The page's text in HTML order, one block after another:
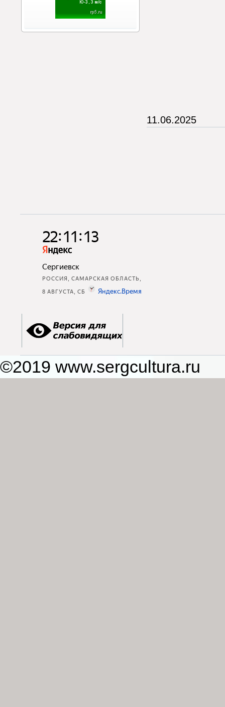
11.06.2025
©2019 www.sergcultura.ru